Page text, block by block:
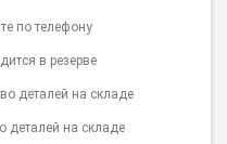
по телефону
в резерве
деталей на складе
деталей на складе